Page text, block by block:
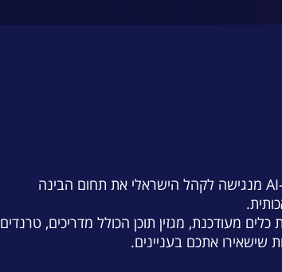
AI-Tool מנגישה לקהל הישראלי את תחום הבינה
כלים מעודכנת, מגזין תוכן הכולל מדריכים, טרנדים
שישאירו אתכם בעניינים.